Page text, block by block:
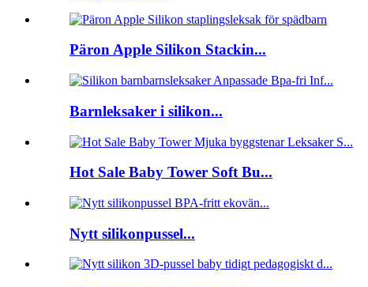
Päron Apple Silikon Stackin...
Barnleksaker i silikon...
Hot Sale Baby Tower Soft Bu...
Nytt silikonpussel...